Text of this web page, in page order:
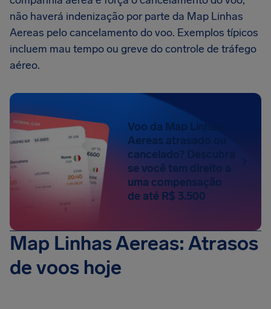
não haverá indenização por parte da Map Linhas
Aereas pelo cancelamento do voo. Exemplos típicos
incluem mau tempo ou greve do controle de tráfego
aéreo.
Voo da Map Linhas
Aereas atrasado ou
cancelado? Descubra
se você tem direito a
uma compensação
de até R$ 3.500
Map Linhas Aereas: Atrasos
de voos hoje